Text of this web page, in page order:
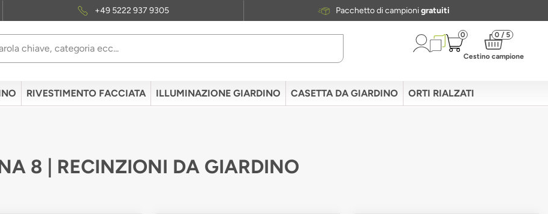
+49 5222 937 9305 Pacchetto di campionigratuiti
0 0 / 5
Cestino campione
RIVESTIMENTO FACCIATA ILLUMINAZIONE GIARDINO CASETTA DA GIARDINO ORTI RIALZATI
8 | RECINZIONI DA GIARDINO